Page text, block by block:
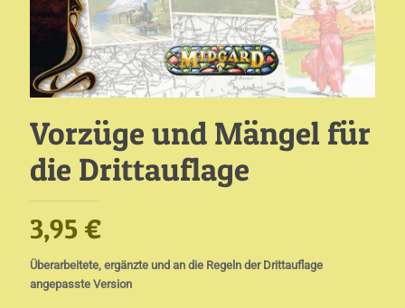
Vorzüge und Mängel für
die Drittauflage
3,95 €
Überarbeitete, ergänzte und an die Regeln der Drittauflage
angepasste Version